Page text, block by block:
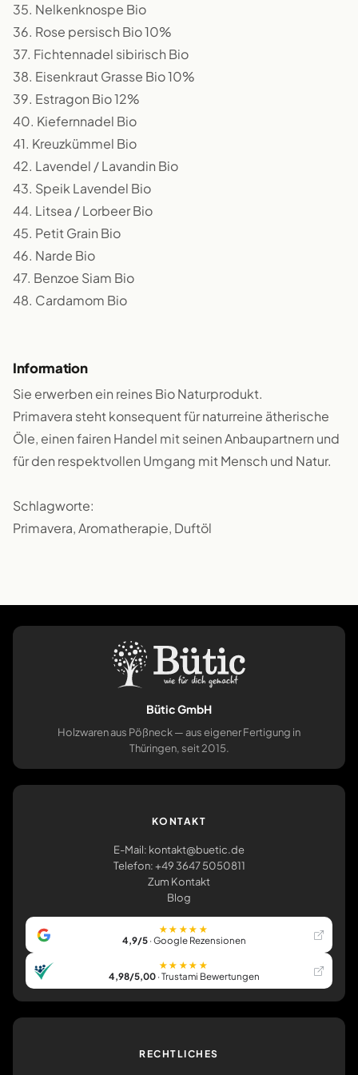
35. Nelkenknospe Bio
36. Rose persisch Bio 10%
37. Fichtennadel sibirisch Bio
38. Eisenkraut Grasse Bio 10%
39. Estragon Bio 12%
40. Kiefernnadel Bio
41. Kreuzkümmel Bio
42. Lavendel / Lavandin Bio
43. Speik Lavendel Bio
44. Litsea / Lorbeer Bio
45. Petit Grain Bio
46. Narde Bio
47. Benzoe Siam Bio
48. Cardamom Bio
Information
Sie erwerben ein reines Bio Naturprodukt.
Primavera steht konsequent für naturreine ätherische
Öle, einen fairen Handel mit seinen Anbaupartnern und
für den respektvollen Umgang mit Mensch und Natur.
Schlagworte:
Primavera, Aromatherapie, Duftöl
Bütic GmbH
Holzwaren aus Pößneck — aus eigener Fertigung in
Thüringen, seit 2015.
KONTAKT
E-Mail: kontakt@buetic.de
Telefon: +49 3647 5050811
Zum Kontakt
Blog
★★★★★
4,9/5· Google Rezensionen
★★★★★
4,98/5,00· Trustami Bewertungen
RECHTLICHES